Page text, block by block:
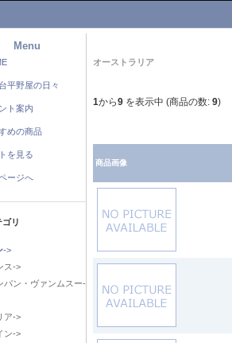
Menu
平野屋の日々
ト案内
めの商品
を見る
ージへ
リ
->
ス->
パン・ヴァンムスー-
ア->
ン->
オーストラリア
1から9 を表示中 (商品の数: 9)
商品画像